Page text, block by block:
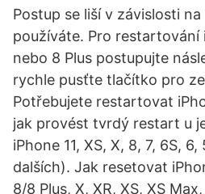
Postup se liší v závislosti
používáte. Pro restartování
nebo 8 Plus postupujte
rychle pusťte tlačítko pro
Potřebujete restartovat
jak provést tvrdý restart u
iPhone 11, XS, X, 8, 7, 6S, 6,
dalších). Jak resetovat
8/8 Plus, X, XR, XS, XS